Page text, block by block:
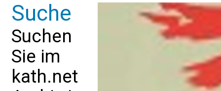
Suche
Suchen
Sie im
kath.net